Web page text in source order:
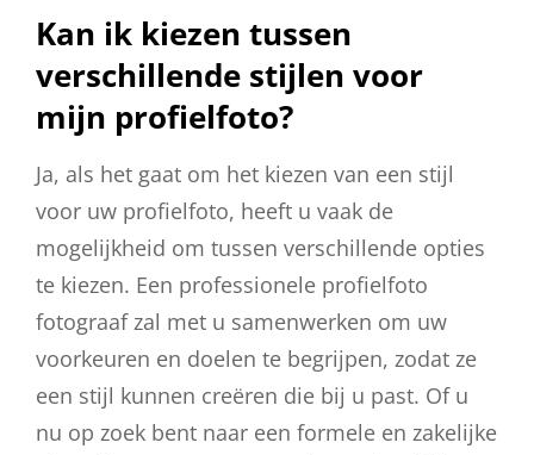
Kan ik kiezen tussen
verschillende stijlen voor
mijn profielfoto?
Ja, als het gaat om het kiezen van een stijl
voor uw profielfoto, heeft u vaak de
mogelijkheid om tussen verschillende opties
te kiezen. Een professionele profielfoto
fotograaf zal met u samenwerken om uw
voorkeuren en doelen te begrijpen, zodat ze
een stijl kunnen creëren die bij u past. Of u
nu op zoek bent naar een formele en zakelijke